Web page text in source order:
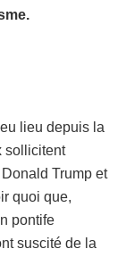
lieu depuis la
sollicitent
Donald Trump et
quoi que,
pontife
suscité de la